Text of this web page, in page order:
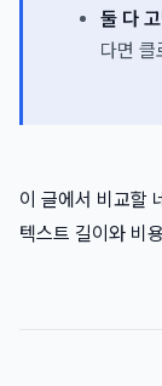
둘 다
다면
이 글에서 비교할
텍스트 길이와 비